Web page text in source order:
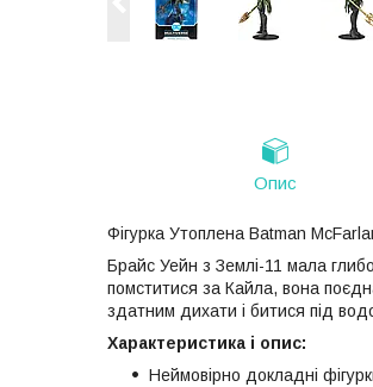
Опис
Фігурка Утоплена Batman
Брайс Уейн з Землі-11 мала
помститися за Кайла, вона
здатним дихати і битися під
Характеристика і опис:
Неймовірно докладні